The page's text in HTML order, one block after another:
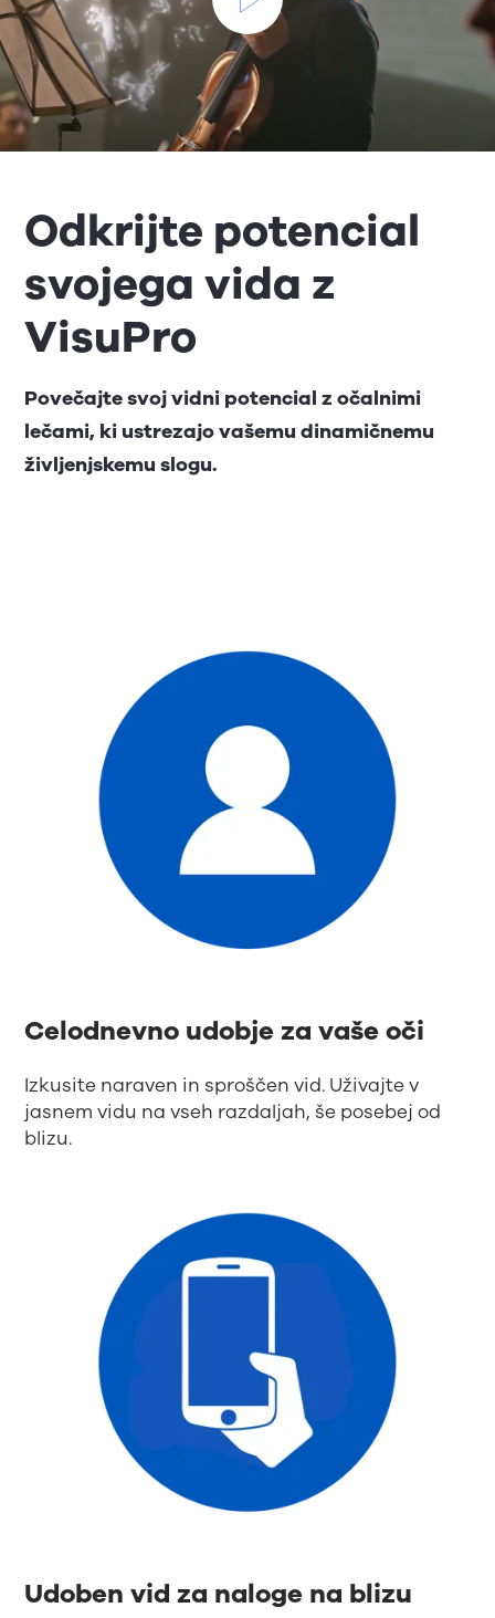
Odkrijte potencial
svojega vida z
VisuPro
Povečajte svoj vidni potencial z očalnimi
lečami, ki ustrezajo vašemu dinamičnemu
življenjskemu slogu.
Celodnevno udobje za vaše oči
Izkusite naraven in sproščen vid. Uživajte v
jasnem vidu na vseh razdaljah, še posebej od
blizu.
Udoben vid za naloge na blizu